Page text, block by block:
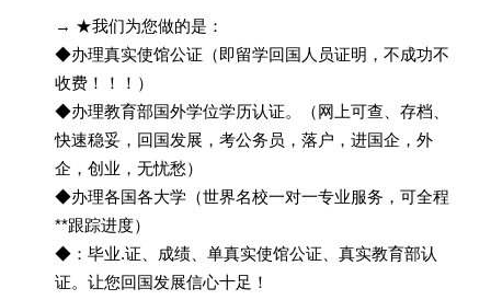
→ ★我们为您做的是：
◆办理真实使馆公证（即留学回国人员证明，不成功不
收费！！！）
◆办理教育部国外学位学历认证。（网上可查、存档、
快速稳妥，回国发展，考公务员，落户，进国企，外
企，创业，无忧愁）
◆办理各国各大学（世界名校一对一专业服务，可全程
**跟踪进度）
◆：毕业.证、成绩、单真实使馆公证、真实教育部认
证。让您回国发展信心十足！